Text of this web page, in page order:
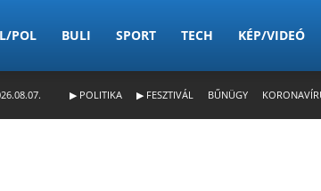
POL BULI SPORT TECH KÉP/VIDEÓ
▶ POLITIKA ▶ FESZTIVÁL BŰNÜGY